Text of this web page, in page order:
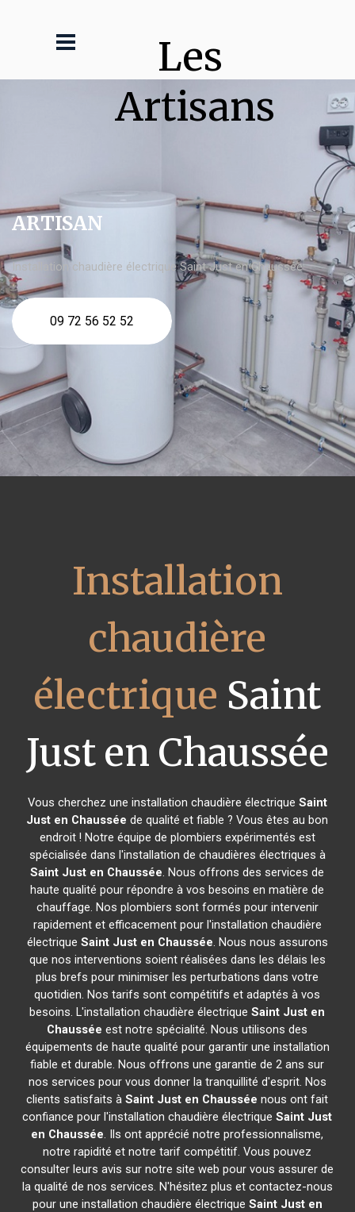
Les
Artisans
ARTISAN
Installation chaudière électrique Saint Just en Chaussée
09 72 56 52 52
Installation
chaudière
électrique Saint
Just en Chaussée
Vous cherchez une installation chaudière électrique Saint
Just en Chaussée de qualité et fiable ? Vous êtes au bon
endroit ! Notre équipe de plombiers expérimentés est
spécialisée dans l'installation de chaudières électriques à
Saint Just en Chaussée. Nous offrons des services de
haute qualité pour répondre à vos besoins en matière de
chauffage. Nos plombiers sont formés pour intervenir
rapidement et efficacement pour l'installation chaudière
électrique Saint Just en Chaussée. Nous nous assurons
que nos interventions soient réalisées dans les délais les
plus brefs pour minimiser les perturbations dans votre
quotidien. Nos tarifs sont compétitifs et adaptés à vos
besoins. L'installation chaudière électriqueSaint Just en
Chaussée est notre spécialité. Nous utilisons des
équipements de haute qualité pour garantir une installation
fiable et durable. Nous offrons une garantie de 2 ans sur
nos services pour vous donner la tranquillité d'esprit. Nos
clients satisfaits àSaint Just en Chaussée nous ont fait
confiance pour l'installation chaudière électriqueSaint Just
en Chaussée. Ils ont apprécié notre professionnalisme,
notre rapidité et notre tarif compétitif. Vous pouvez
consulter leurs avis sur notre site web pour vous assurer de
la qualité de nos services. N'hésitez plus et contactez-nous
pour une installation chaudière électrique Saint Just en